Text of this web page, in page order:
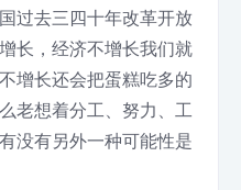
过去三四十年改革开放
长，经济不增长我们就
增长还会把蛋糕吃多的
老想着分工、努力、工
没有另外一种可能性是